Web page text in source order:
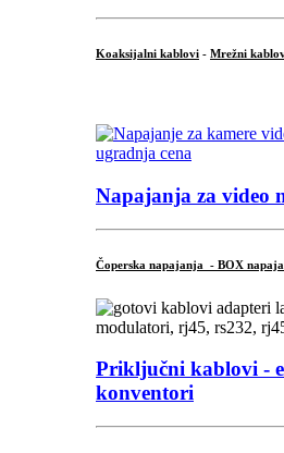
Koaksijalni kablovi - Mrežni
Napajanja za video
Čoperska napajanja - BOX
Priključni kablovi -
konventori